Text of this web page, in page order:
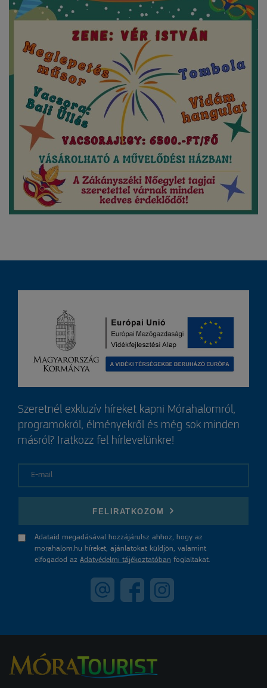
Szeretnél exkluzív híreket kapni Mórahalomról,
programokról, élményekről és még sok minden
másról? Iratkozz fel hírlevelünkre!
FELIRATKOZOM
Adataid megadásával hozzájárulsz ahhoz, hogy az
morahalom.hu híreket, ajánlatokat küldjön, valamint
elfogadod az Adatvédelmi tájékoztatóban foglaltakat.